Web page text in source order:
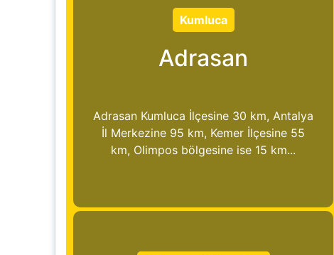
Kumluca
Adrasan
Adrasan Kumluca İlçesine 30 km, Antalya
İl Merkezine 95 km, Kemer İlçesine 55
km, Olimpos bölgesine ise 15 km...